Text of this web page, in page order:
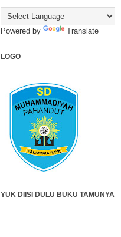
Powered by Translate
LOGO
YUK DIISI DULU BUKU TAMUNYA